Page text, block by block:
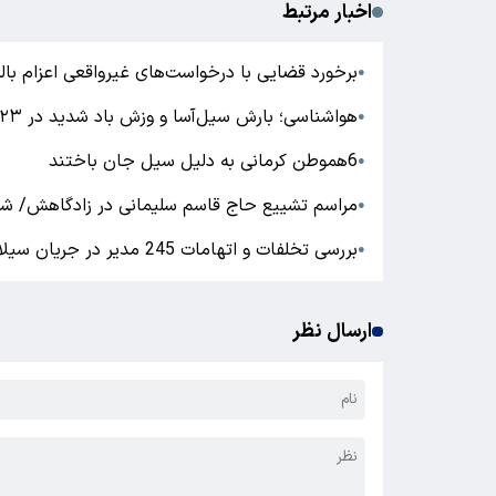
اخبار مرتبط
●برخورد قضایی با درخواست‌های غیرواقعی اعزام
●هواشناسی؛ بارش سیل‌آسا و وزش باد شدید در ۲۳ استان تا چهارشنبه
●6هموطن کرمانی به دلیل سیل جان باختند
●مراسم تشییع حاج قا‌سم سلیمانی در زادگاهش/
●بررسی تخلفات و اتهامات 245 مدیر در جریان سیلاب ابتدای سال
ارسال نظر